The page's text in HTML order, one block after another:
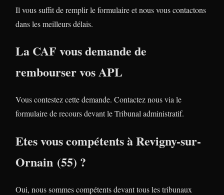
Il vous suffit de remplir le formulaire et nous vous contactons
dans les meilleurs délais.
La CAF vous demande de
rembourser vos APL
Vous contestez cette demande. Contactez nous via le
formulaire de recours devant le Tribunal administratif.
Etes vous compétents à Revigny-sur-
Ornain (55) ?
Oui, nous sommes compétents devant tous les tribunaux